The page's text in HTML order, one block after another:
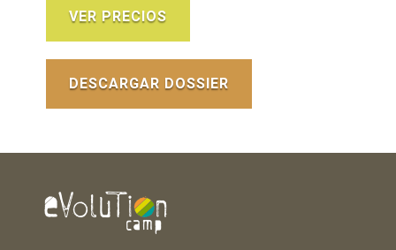
VER PRECIOS
DESCARGAR DOSSIER